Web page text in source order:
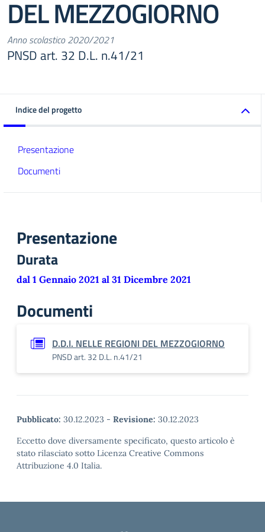
DEL MEZZOGIORNO
Anno scolastico 2020/2021
PNSD art. 32 D.L. n.41/21
Indice del progetto
Presentazione
Documenti
Presentazione
Durata
dal 1 Gennaio 2021 al 31 Dicembre 2021
Documenti
D.D.I. NELLE REGIONI DEL MEZZOGIORNO
PNSD art. 32 D.L. n.41/21
Pubblicato: 30.12.2023 - Revisione: 30.12.2023
Eccetto dove diversamente specificato, questo articolo è
stato rilasciato sotto Licenza Creative Commons
Attribuzione 4.0 Italia.